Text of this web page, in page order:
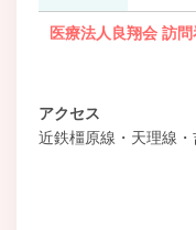
医療法人良翔会 訪
アクセス
近鉄橿原線・天理線